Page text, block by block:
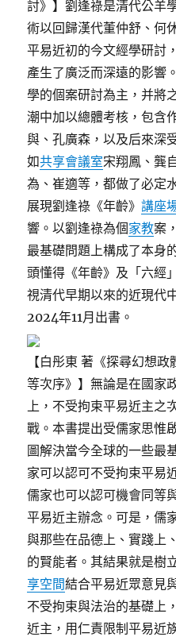
討》】劉逢祿是清代公羊
術以回歸漢代董仲舒、何
平易近初的今文經學研討
產生了廣泛而深遠的影響
學的個案研討為主，并將
潮中加以總體考核，包含
與、孔廣森，以及后來深
如共享會議室宋翔鳳、龔
為、崔適等，都做了必定
展現劉逢祿《年齡》講座
響。以劉逢祿為個家教案
最基礎問題上構成了本身
頭懂得《年齡》及「六經
視清代早期以來的近現代
2024年11月出書。
【白彤東 著《探尋幻想
等次序》】無論是在國家
上，不受拘束平易近主之
戰。本書提出受儒家思惟
圖解決當今全球的一些最
家可以認可不受拘束平易
儒家也可以認可機會同等
平易近主辦念。可是，儒
與那些在品德上、實踐上
的賢能者。其結果就是樹
享空間結合平易近眾意見
不受拘束與法治的基礎上
近主，用仁責限制平易近